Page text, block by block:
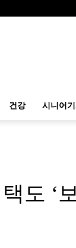
건강 시니어
도 ‘